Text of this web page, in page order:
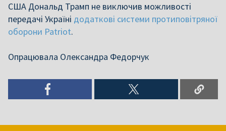
США Дональд Трамп не виключив можливості
передачі Україні додаткові системи протиповітряної
оборони Patriot.
Опрацювала Олександра Федорчук